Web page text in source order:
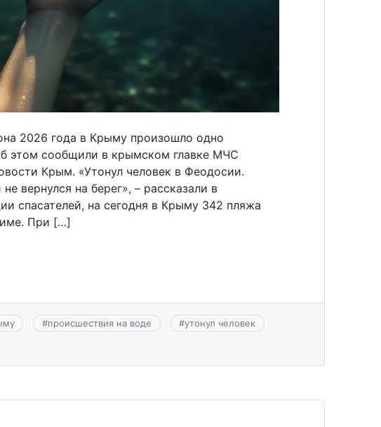
2026 года в Крыму произошло одно
этом сообщили в крымском главке МЧС
Крым. «Утонул человек в Феодосии.
вернулся на берег», – рассказали в
спасателей, на сегодня в Крыму 342 пляжа
При […]
#происшествия на воде #утонул человек